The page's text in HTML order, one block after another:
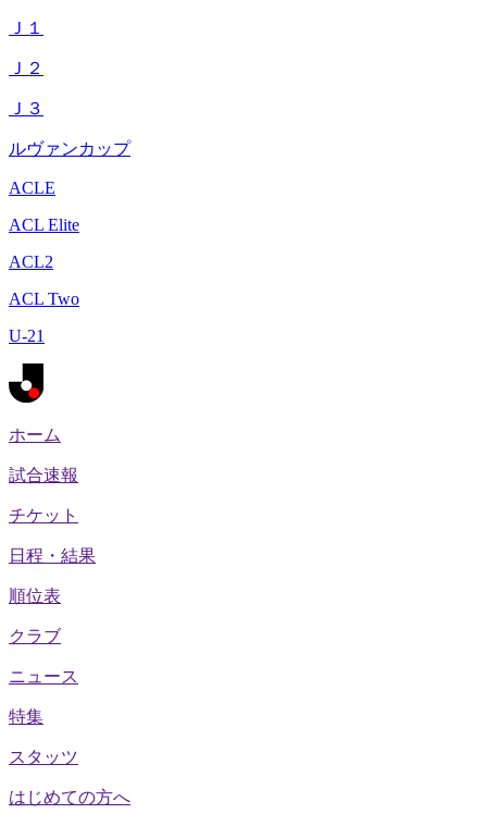
Ｊ１
Ｊ２
Ｊ３
ルヴァンカップ
ACLE
ACL Elite
ACL2
ACL Two
U-21
ホーム
試合速報
チケット
日程・結果
順位表
クラブ
ニュース
特集
スタッツ
はじめての方へ